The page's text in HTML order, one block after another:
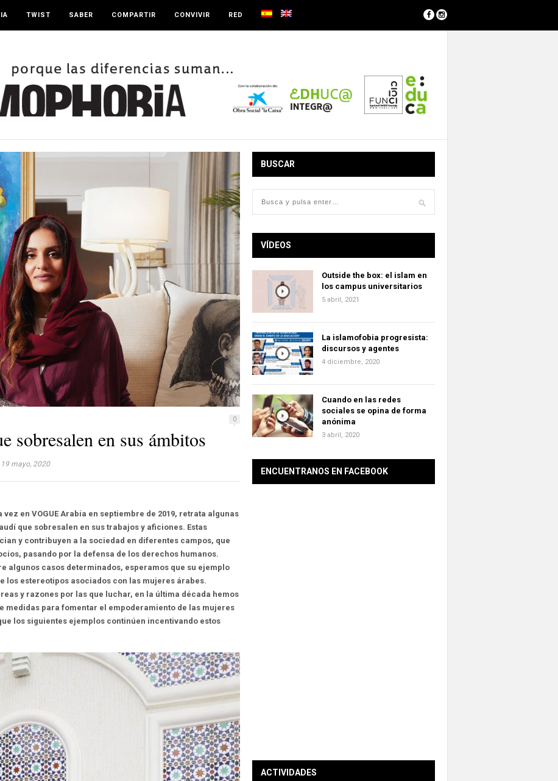
TWIST SABER COMPARTIR CONVIVIR RED
0
sobresalen en sus ámbitos
19 mayo, 2020
en VOGUE Arabia en septiembre de 2019, retrata algunas
que sobresalen en sus trabajos y aficiones. Estas
y contribuyen a la sociedad en diferentes campos, que
pasando por la defensa de los derechos humanos.
algunos casos determinados, esperamos que su ejemplo
los estereotipos asociados con las mujeres árabes.
y razones por las que luchar, en la última década hemos
medidas para fomentar el empoderamiento de las mujeres
los siguientes ejemplos continúen incentivando estos
BUSCAR
VÍDEOS
Outside the box: el islam en
los campus universitarios
5 abril, 2021
La islamofobia progresista:
discursos y agentes
4 diciembre, 2020
Cuando en las redes
sociales se opina de forma
anónima
3 abril, 2020
ENCUENTRANOS EN FACEBOOK
ACTIVIDADES